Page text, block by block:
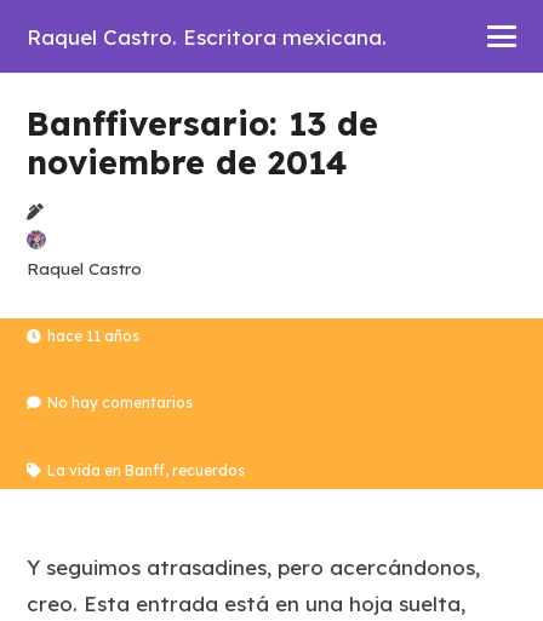
Raquel Castro. Escritora mexicana.
Banffiversario: 13 de
noviembre de 2014
Raquel Castro
hace 11 años
No hay comentarios
La vida en Banff,recuerdos
Y seguimos atrasadines, pero acercándonos,
creo. Esta entrada está en una hoja suelta,